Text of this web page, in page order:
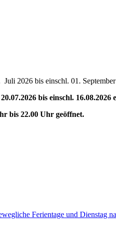
bis einschl. 01. September
bis einschl. 16.08.2026
bis 22.00 Uhr geöffnet.
Ferientage und Dienstag